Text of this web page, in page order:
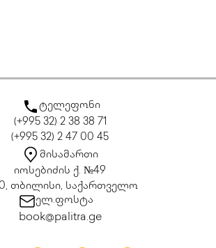
ტელეფონი
(+995 32) 2 38 38 71
(+995 32) 2 47 00 45
მისამართი
იოსებიძის ქ. №49
თბილისი, საქართველო
ელ.ფოსტა
book@palitra.ge